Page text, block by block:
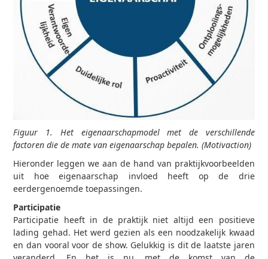
Figuur 1. Het eigenaarschapmodel met de verschillende
factoren die de mate van eigenaarschap bepalen. (Motivaction)
Hieronder leggen we aan de hand van praktijkvoorbeelden
uit hoe eigenaarschap invloed heeft op de drie
eerdergenoemde toepassingen.
Participatie
Participatie heeft in de praktijk niet altijd een positieve
lading gehad. Het werd gezien als een noodzakelijk kwaad
en dan vooral voor de show. Gelukkig is dit de laatste jaren